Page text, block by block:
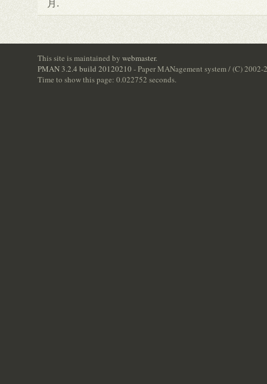
月.
This site is maintained by webmaster.
PMAN 3.2.4 build 20120210 - Paper MANagement system / (C)
Time to show this page: 0.022752 seconds.